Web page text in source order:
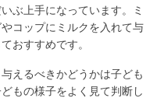
ぶ上手になっています。ミ
コップにミルクを入れて与
おすすめです。
えるべきかどうかは子ども
もの様子をよく見て判断し